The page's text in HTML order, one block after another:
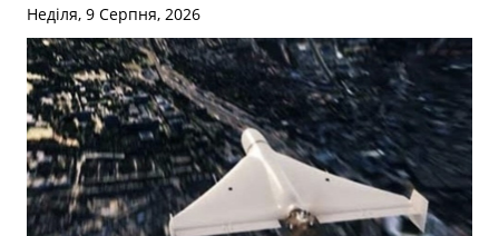
Неділя, 9 Серпня, 2026